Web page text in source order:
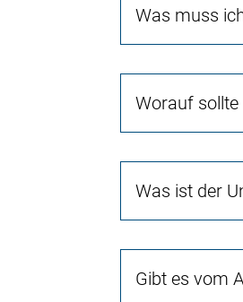
Was muss
Worauf
Was ist der
Gibt es vom